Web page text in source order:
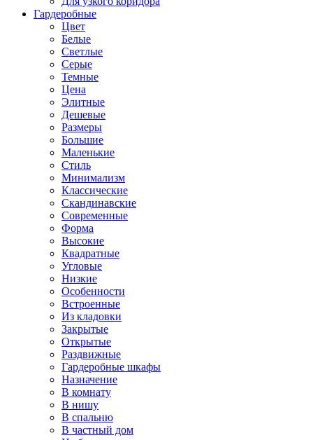
Гардеробные
Цвет
Белые
Светлые
Серые
Темные
Цена
Элитные
Дешевые
Размеры
Большие
Маленькие
Стиль
Минимализм
Классические
Скандинавские
Современные
Форма
Высокие
Квадратные
Угловые
Низкие
Особенности
Встроенные
Из кладовки
Закрытые
Открытые
Раздвижные
Гардеробные шкафы
Назначение
В комнату
В нишу
В спальню
В частный дом